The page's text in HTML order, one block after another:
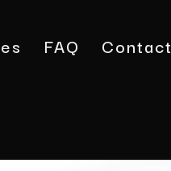
FAQ
Contact